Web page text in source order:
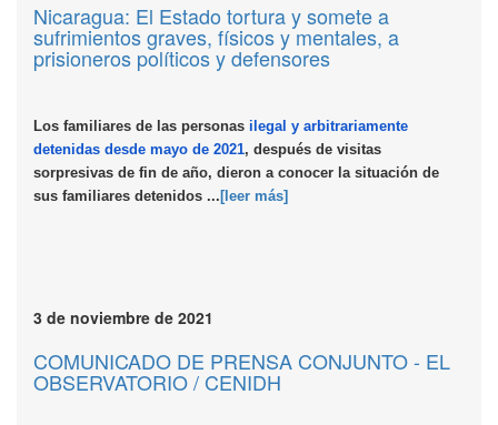
Nicaragua: El Estado tortura y somete a
sufrimientos graves, físicos y mentales, a
prisioneros políticos y defensores
Los familiares de las personas ilegal y arbitrariamente
detenidas desde mayo de 2021, después de visitas
sorpresivas de fin de año, dieron a conocer la situación de
sus familiares detenidos ... [leer más]
3 de noviembre de 2021
COMUNICADO DE PRENSA CONJUNTO - EL
OBSERVATORIO / CENIDH